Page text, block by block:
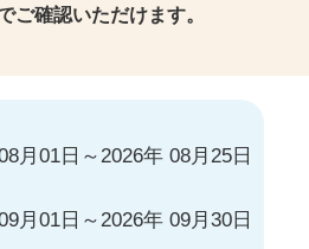
ご確認いただけます。
月01日～2026年 08月25日
月01日～2026年 09月30日